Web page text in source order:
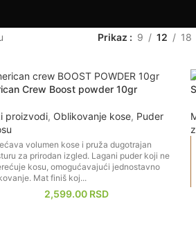
osećaja i komplikovanog stilizovanja.
kratku i dugu ili tanku kosu kojoj fali
će vam olakšati svakodnevno
Prikaz 9 12 18
Crew Boost powder 10gr
proizvodi, Oblikovanje kose, Puder
2,599.00 RSD
volumen kose i pruža dugotrajan
za prirodan izgled. Lagani puder koji ne
kosu, omogućavajući jednostavno
Mat finiš koj...